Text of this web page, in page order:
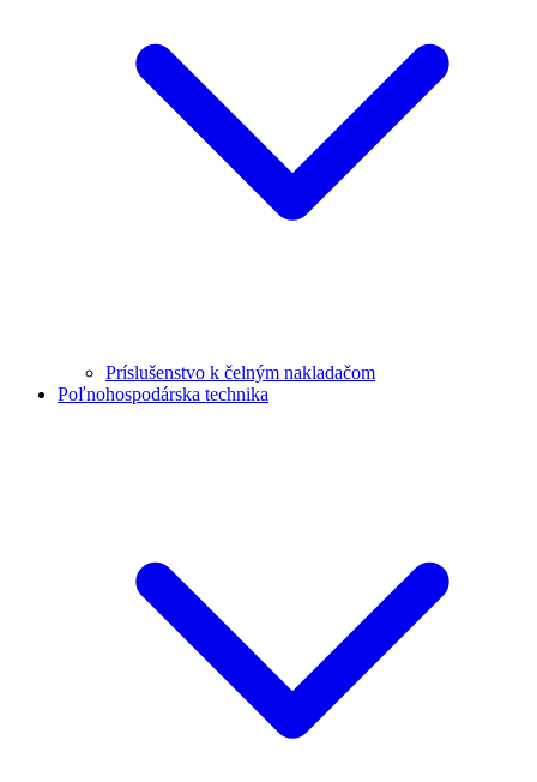
Príslušenstvo k čelným nakladačom
Poľnohospodárska technika